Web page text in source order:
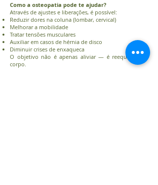
Como a osteopatia pode te ajudar?
Através de ajustes e liberações, é possível:
Reduzir dores na coluna (lombar, cervical)
Melhorar a mobilidade
Tratar tensões musculares
Auxiliar em casos de hérnia de disco
Diminuir crises de enxaqueca
O objetivo não é apenas aliviar — é reequilibrar o
corpo.